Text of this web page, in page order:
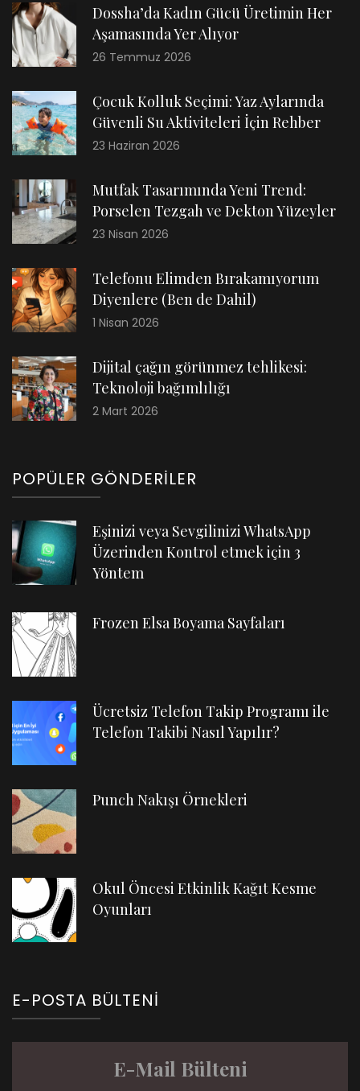
Dossha’da Kadın Gücü Üretimin Her
Aşamasında Yer Alıyor
26 Temmuz 2026
Çocuk Kolluk Seçimi: Yaz Aylarında
Güvenli Su Aktiviteleri İçin Rehber
23 Haziran 2026
Mutfak Tasarımında Yeni Trend:
Porselen Tezgah ve Dekton Yüzeyler
23 Nisan 2026
Telefonu Elimden Bırakamıyorum
Diyenlere (Ben de Dahil)
1 Nisan 2026
Dijital çağın görünmez tehlikesi:
Teknoloji bağımlılığı
2 Mart 2026
POPÜLER GÖNDERILER
Eşinizi veya Sevgilinizi WhatsApp
Üzerinden Kontrol etmek için 3
Yöntem
Frozen Elsa Boyama Sayfaları
Ücretsiz Telefon Takip Programı ile
Telefon Takibi Nasıl Yapılır?
Punch Nakışı Örnekleri
Okul Öncesi Etkinlik Kağıt Kesme
Oyunları
E-POSTA BÜLTENI
E-Mail Bülteni